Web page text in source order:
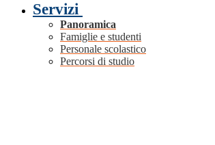
Servizi
Panoramica
Famiglie e studenti
Personale scolastico
Percorsi di studio